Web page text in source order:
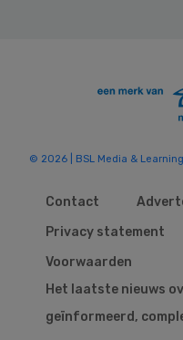
© 2026 | BSL Media & Learning
Contact
Privacy statement
Voorwaarden
Het laatste nieuws
geïnformeerd,